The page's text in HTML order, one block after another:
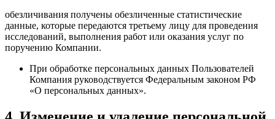
обезличивания получены обезличенные статистические
данные, которые передаются третьему лицу для проведения
исследований, выполнения работ или оказания услуг по
поручению Компании.
При обработке персональных данных Пользователей
Компания руководствуется Федеральным законом РФ
«О персональных данных».